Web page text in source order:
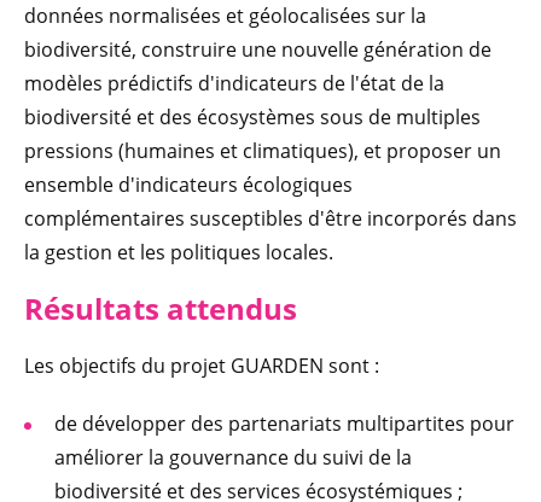
données normalisées et géolocalisées sur la
biodiversité, construire une nouvelle génération de
modèles prédictifs d'indicateurs de l'état de la
biodiversité et des écosystèmes sous de multiples
pressions (humaines et climatiques), et proposer un
ensemble d'indicateurs écologiques
complémentaires susceptibles d'être incorporés dans
la gestion et les politiques locales.
Résultats attendus
Les objectifs du projet GUARDEN sont :
de développer des partenariats multipartites pour
améliorer la gouvernance du suivi de la
biodiversité et des services écosystémiques ;